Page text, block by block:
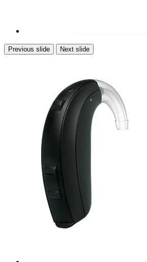
Previous slide Next slide